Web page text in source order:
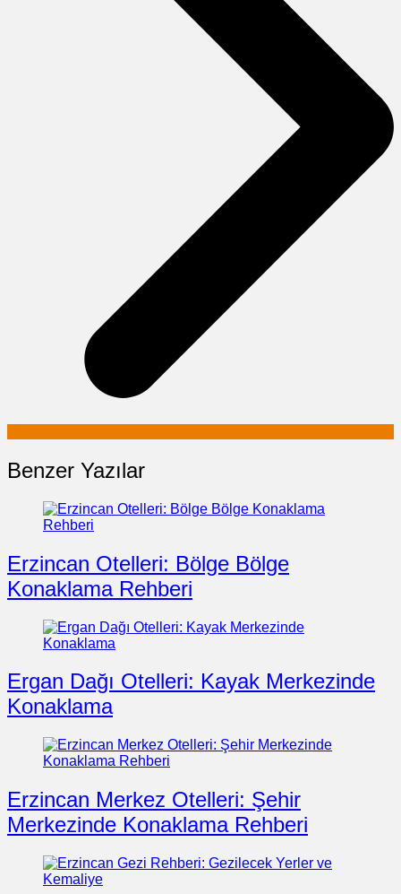
Benzer Yazılar
Erzincan Otelleri: Bölge Bölge
Konaklama Rehberi
Ergan Dağı Otelleri: Kayak Merkezinde
Konaklama
Erzincan Merkez Otelleri: Şehir
Merkezinde Konaklama Rehberi